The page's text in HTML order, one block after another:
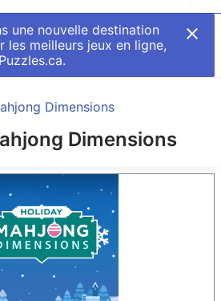
une nouvelle destination
les meilleurs jeux en ligne,
Dimensions
Dimensions